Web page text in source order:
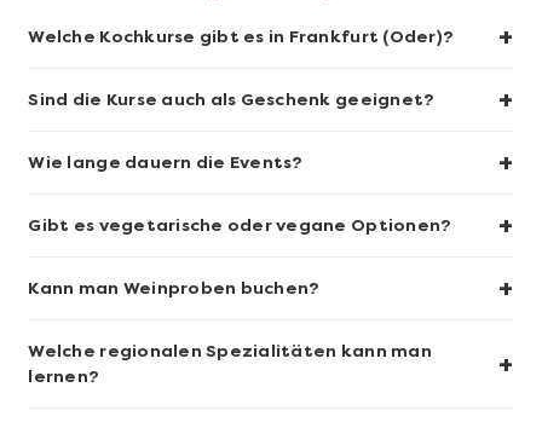
Sushi-Kochkurs@Home
Welche Kochkurse gibt es in Frankfurt (Oder)? +
Sind die Kurse auch als Geschenk geeignet? +
Wie lange dauern die Events? +
Gibt es vegetarische oder vegane Optionen? +
Kann man Weinproben buchen? +
Welche regionalen Spezialitäten kann man
lernen?
+